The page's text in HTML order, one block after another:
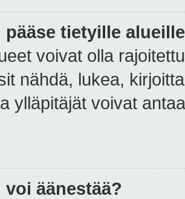
pääse tietyille
voivat olla
nähdä, lukea,
ylläpitäjät voivat
voi äänestää?